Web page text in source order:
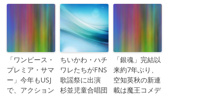
「ワンピース・
プレミア・サマ
ー」今年もUSJ
で、アクション
ちいかわ・ハチ
ワレたちがFNS
歌謡祭に出演
杉並児童合唱団
「銀魂」完結以
来約7年ぶり、
空知英秋の新連
載は魔王コメデ